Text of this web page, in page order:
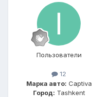
Пользователи
12
Марка авто: Captiva
Город: Tashkent